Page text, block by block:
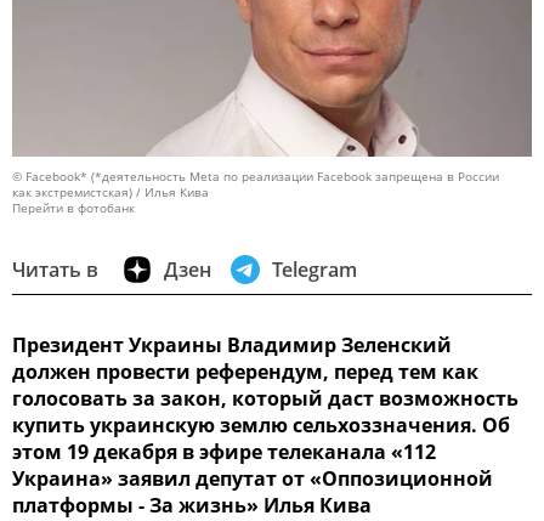
© Facebook* (*деятельность Meta по реализации Facebook запрещена в России
как экстремистская) / Илья Кива
Перейти в фотобанк
Читать в Дзен Telegram
Президент Украины Владимир Зеленский
должен провести референдум, перед тем как
голосовать за закон, который даст возможность
купить украинскую землю сельхоззначения. Об
этом 19 декабря в эфире телеканала «112
Украина» заявил депутат от «Оппозиционной
платформы - За жизнь» Илья Кива